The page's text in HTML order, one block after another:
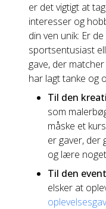
er det vigtigt at
interesser og
din ven unik: Er
sportsentusiast
gave, der
har lagt tanke og
Til den
som
måske et
er gaver, der
og lære
Til den
elsker at